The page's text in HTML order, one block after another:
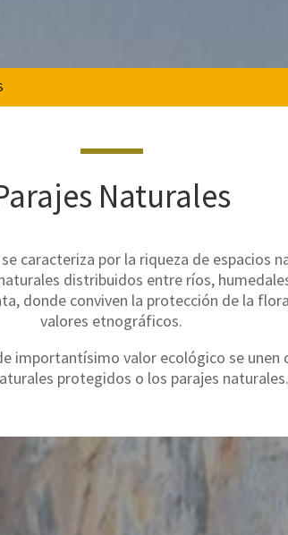
Naturales
caracteriza por la riqueza de espacios
distribuidos entre ríos,
donde conviven la protección de la
valores etnográficos.
importantísimo valor ecológico se unen
protegidos o los parajes naturales.